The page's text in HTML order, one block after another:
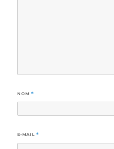
NOM *
E-MAIL *